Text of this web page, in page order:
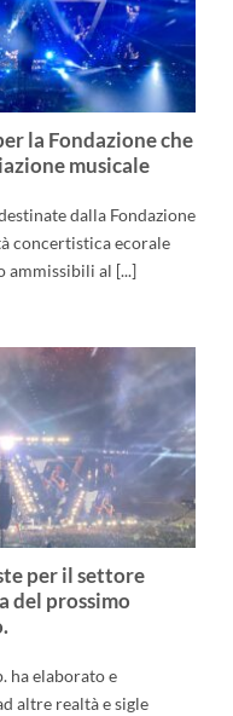
la Fondazione che
musicale
dalla Fondazione
concertistica ecorale
ammissibili al [...]
per il settore
del prossimo
ha elaborato e
altre realtà e sigle